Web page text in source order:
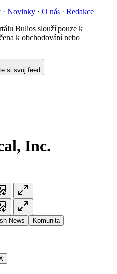
· Novinky · O nás · Redakce
Bulios slouží pouze k
k obchodování nebo
si svůj feed
Inc.
News Komunita